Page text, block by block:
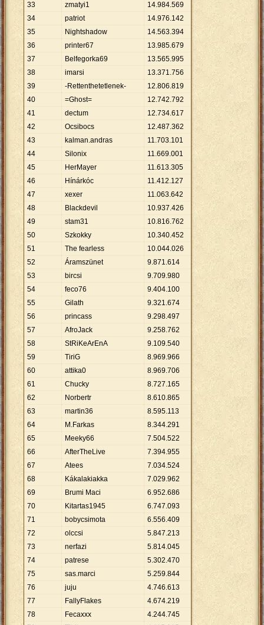
33
zmatyi1 14.984.569
34
patriot 14.976.142
35
Nightshadow 14.563.394
36
printer67 13.985.679
37
Belfegorka69 13.565.995
38
imarsi 13.371.756
39
-Rettenthetetlenek- 12.806.819
40
=Ghost= 12.742.792
41
dectum 12.734.617
42
Ocsibocs 12.487.362
43
kalman.andras 11.703.101
44
Silonix 11.669.001
45
HerMayer 11.613.305
46
Hínárkóc 11.412.127
47
xexer 11.063.642
48
Blackdevil 10.937.426
49
stam31 10.816.762
50
Szkokky 10.340.452
51
The fearless 10.044.026
52
Áramszünet 9.871.614
53
bircsi 9.709.980
54
feco76 9.404.100
55
Gilath 9.321.674
56
princass 9.298.497
57
AfroJack 9.258.762
58
StRiKeArEnA 9.109.540
59
TiriG 8.969.966
60
attika0 8.969.706
61
Chucky 8.727.165
62
Norbertr 8.610.865
63
martin36 8.595.113
64
M.Farkas 8.344.291
65
Meeky66 7.504.522
66
AfterTheLive 7.394.955
67
Atees 7.034.524
68
Kákalakiakka 7.029.962
69
Brumi Maci 6.952.686
70
Kitartas1945 6.747.093
71
bobycsimota 6.556.409
72
olccsi 5.847.213
73
nerfazi 5.814.045
74
patrese 5.302.470
75
sas.marci 5.259.844
76
juju 4.746.613
77
FallyFlakes 4.674.219
78
Fecaxxx 4.244.745